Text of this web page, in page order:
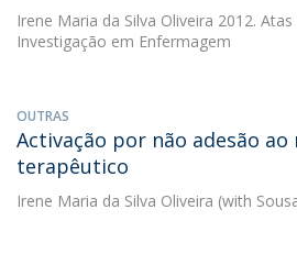
Irene Maria da Silva Oliveira 2012.
Investigação em Enfermagem
OUTRAS
Activação por não adesão ao
terapêutico
Irene Maria da Silva Oliveira (with